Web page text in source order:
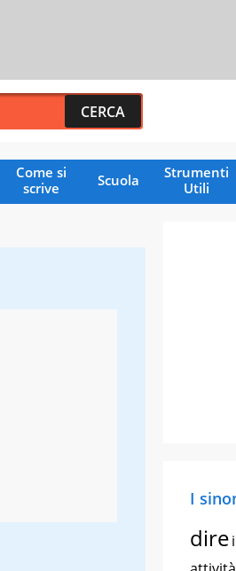
Come si
scrive
Scuola
Strumenti
Utili
I
dire